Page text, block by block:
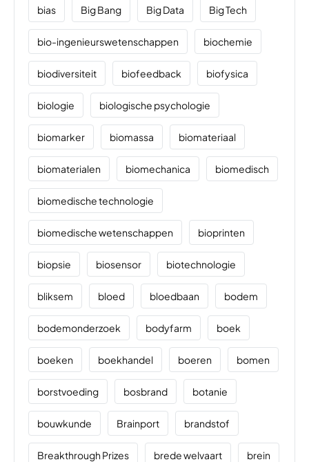
bias Big Bang Big Data Big Tech
bio-ingenieurswetenschappen biochemie
biodiversiteit biofeedback biofysica
biologie biologische psychologie
biomarker biomassa biomateriaal
biomaterialen biomechanica biomedisch
biomedische technologie
biomedische wetenschappen bioprinten
biopsie biosensor biotechnologie
bliksem bloed bloedbaan bodem
bodemonderzoek bodyfarm boek
boeken boekhandel boeren bomen
borstvoeding bosbrand botanie
bouwkunde Brainport brandstof
Breakthrough Prizes brede welvaart brein